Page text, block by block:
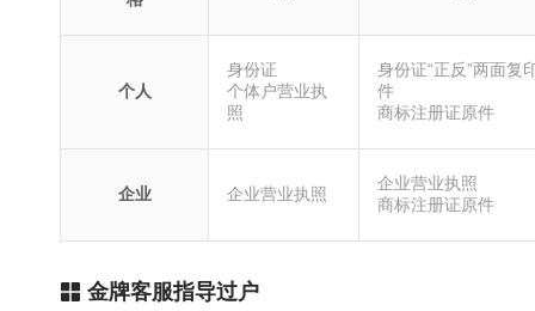
个人
身份证
个体户营业执
照
身份证“正反”两面复
件
商标注册证原件
企业 企业营业执照
企业营业执照
商标注册证原件
金牌客服指导过户